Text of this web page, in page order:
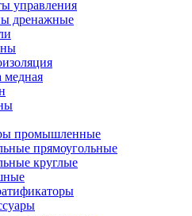
управления
дренажные
медная
промышленные
прямоугольные
круглые